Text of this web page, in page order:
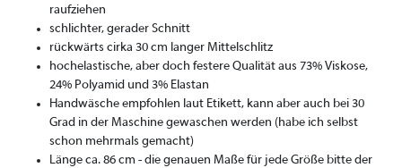
raufziehen
schlichter, gerader Schnitt
rückwärts cirka 30 cm langer Mittelschlitz
hochelastische, aber doch festere Qualität aus 73% Viskose,
24% Polyamid und 3% Elastan
Handwäsche empfohlen laut Etikett, kann aber auch bei 30
Grad in der Maschine gewaschen werden (habe ich selbst
schon mehrmals gemacht)
Länge ca. 86 cm - die genauen Maße für jede Größe bitte der